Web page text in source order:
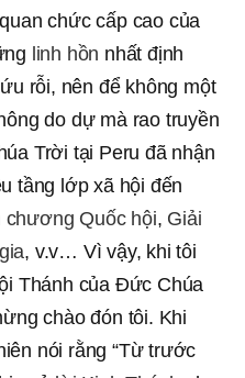
chức cấp cao của
linh hồn nhất định
rỗi, nên để không một
do dự mà rao truyền
Trời tại Peru đã nhận
tầng lớp xã hội đến
chương Quốc hội, Giải
, v.v… Vì vậy, khi tôi
Thánh của Đức Chúa
chào đón tôi. Khi
nói rằng “Từ trước